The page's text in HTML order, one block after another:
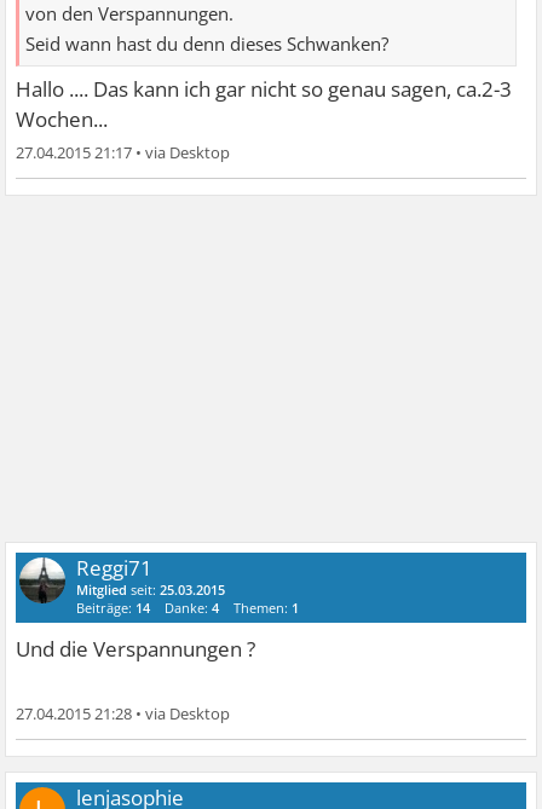
von den Verspannungen.
Seid wann hast du denn dieses Schwanken?
Hallo .... Das kann ich gar nicht so genau sagen, ca.2-3
Wochen...
27.04.2015 21:17 •
Reggi71
Mitglied seit:25.03.2015
Beiträge: 14 Danke:4 Themen: 1
Und die Verspannungen ?
27.04.2015 21:28 •
lenjasophie